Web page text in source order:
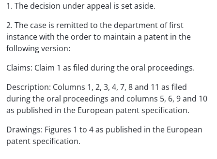
1. The decision under appeal is set aside.
2. The case is remitted to the department of first
instance with the order to maintain a patent in the
following version:
Claims: Claim 1 as filed during the oral proceedings.
Description: Columns 1, 2, 3, 4, 7, 8 and 11 as filed
during the oral proceedings and columns 5, 6, 9 and 10
as published in the European patent specification.
Drawings: Figures 1 to 4 as published in the European
patent specification.